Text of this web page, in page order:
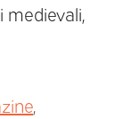
medievali,
,